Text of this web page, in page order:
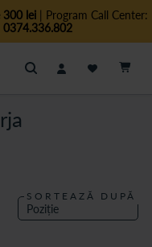
300 lei| Program Call Center:
0374.336.802
Cautare
SORTEAZĂ DUPĂ